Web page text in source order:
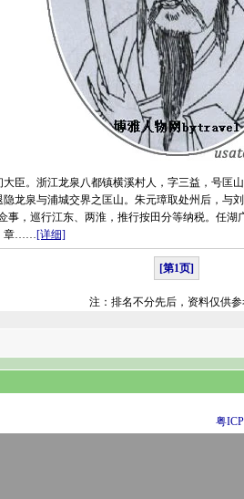
臣。浙江龙泉八都镇横溪村人，字三益，号匡
龙泉与浦城交界之匡山。朱元璋取处州后，与
事，巡行江东、两淮，推行按田分等纳税。任
章……[详细]
[第1页]
注：排名不分先后，资料仅供
粤